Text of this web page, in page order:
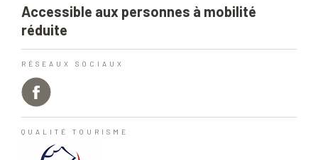
Accessible aux personnes à mobilité
réduite
RÉSEAUX SOCIAUX
QUALITÉ TOURISME